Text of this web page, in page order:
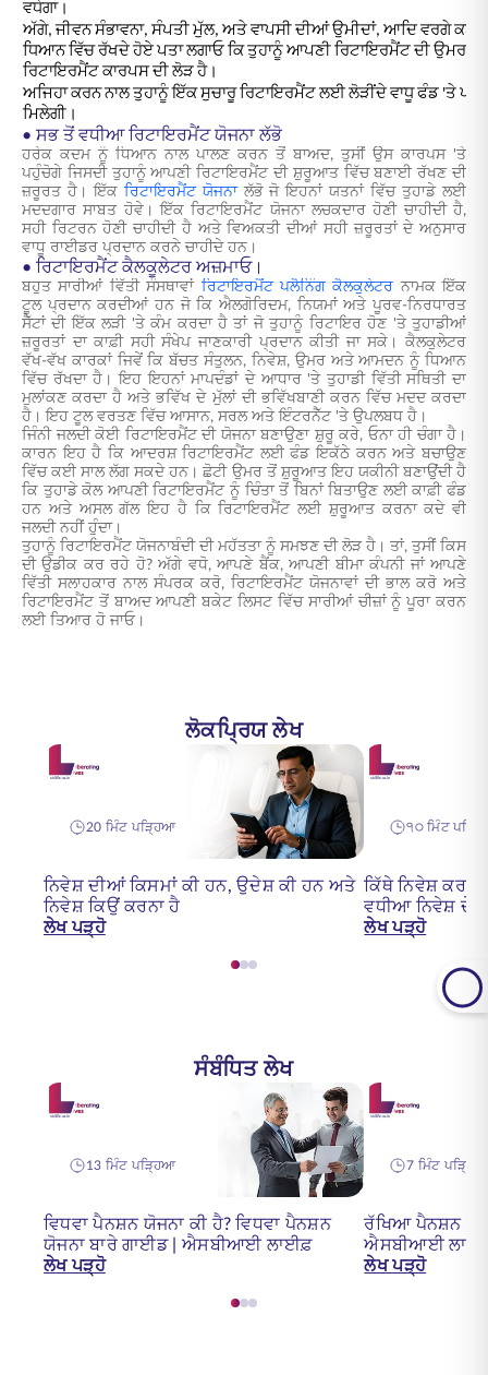
ਵਧੇਗਾ।
ਅੱਗੇ, ਜੀਵਨ ਸੰਭਾਵਨਾ, ਸੰਪਤੀ ਮੁੱਲ, ਅਤੇ ਵਾਪਸੀ ਦੀਆਂ ਉਮੀਦਾਂ, ਆਦਿ ਵਰਗੇ ਕਈ
ਧਿਆਨ ਵਿੱਚ ਰੱਖਦੇ ਹੋਏ ਪਤਾ ਲਗਾਓ ਕਿ ਤੁਹਾਨੂੰ ਆਪਣੀ ਰਿਟਾਇਰਮੈਂਟ ਦੀ ਉਮਰ
ਰਿਟਾਇਰਮੈਂਟ ਕਾਰਪਸ ਦੀ ਲੋੜ ਹੈ।
ਅਜਿਹਾ ਕਰਨ ਨਾਲ ਤੁਹਾਨੂੰ ਇੱਕ ਸੁਚਾਰੂ ਰਿਟਾਇਰਮੈਂਟ ਲਈ ਲੋੜੀਂਦੇ ਵਾਧੂ ਫੰਡ 'ਤੇ
ਮਿਲੇਗੀ।
• ਸਭ ਤੋਂ ਵਧੀਆ ਰਿਟਾਇਰਮੈਂਟ ਯੋਜਨਾ ਲੱਭੋ
ਹਰੇਕ ਕਦਮ ਨੂੰ ਧਿਆਨ ਨਾਲ ਪਾਲਣ ਕਰਨ ਤੋਂ ਬਾਅਦ, ਤੁਸੀਂ ਉਸ ਕਾਰਪਸ 'ਤੇ
ਪਹੁੰਚੋਗੇ ਜਿਸਦੀ ਤੁਹਾਨੂੰ ਆਪਣੀ ਰਿਟਾਇਰਮੈਂਟ ਦੀ ਸ਼ੁਰੂਆਤ ਵਿੱਚ ਬਣਾਈ ਰੱਖਣ ਦੀ
ਜ਼ਰੂਰਤ ਹੈ। ਇੱਕ ਰਿਟਾਇਰਮੈਂਟ ਯੋਜਨਾਲੱਭੋ ਜੋ ਇਹਨਾਂ ਯਤਨਾਂ ਵਿੱਚ ਤੁਹਾਡੇ ਲਈ
ਮਦਦਗਾਰ ਸਾਬਤ ਹੋਵੇ। ਇੱਕ ਰਿਟਾਇਰਮੈਂਟ ਯੋਜਨਾ ਲਚਕਦਾਰ ਹੋਣੀ ਚਾਹੀਦੀ ਹੈ,
ਸਹੀ ਰਿਟਰਨ ਹੋਣੀ ਚਾਹੀਦੀ ਹੈ ਅਤੇ ਵਿਅਕਤੀ ਦੀਆਂ ਸਹੀ ਜ਼ਰੂਰਤਾਂ ਦੇ ਅਨੁਸਾਰ
ਵਾਧੂ ਰਾਈਡਰ ਪ੍ਰਦਾਨ ਕਰਨੇ ਚਾਹੀਦੇ ਹਨ।
• ਰਿਟਾਇਰਮੈਂਟ ਕੈਲਕੂਲੇਟਰ ਅਜ਼ਮਾਓ।
ਬਹੁਤ ਸਾਰੀਆਂ ਵਿੱਤੀ ਸੰਸਥਾਵਾਂ ਰਿਟਾਇਰਮੈਂਟ ਪਲੈਨਿੰਗ ਕੈਲਕੁਲੇਟਰ ਨਾਮਕ ਇੱਕ
ਟੂਲ ਪ੍ਰਦਾਨ ਕਰਦੀਆਂ ਹਨ ਜੋ ਕਿ ਐਲਗੋਰਿਦਮ, ਨਿਯਮਾਂ ਅਤੇ ਪੂਰਵ-ਨਿਰਧਾਰਤ
ਸੈੱਟਾਂ ਦੀ ਇੱਕ ਲੜੀ 'ਤੇ ਕੰਮ ਕਰਦਾ ਹੈ ਤਾਂ ਜੋ ਤੁਹਾਨੂੰ ਰਿਟਾਇਰ ਹੋਣ 'ਤੇ ਤੁਹਾਡੀਆਂ
ਜ਼ਰੂਰਤਾਂ ਦਾ ਕਾਫ਼ੀ ਸਹੀ ਸੰਖੇਪ ਜਾਣਕਾਰੀ ਪ੍ਰਦਾਨ ਕੀਤੀ ਜਾ ਸਕੇ। ਕੈਲਕੁਲੇਟਰ
ਵੱਖ-ਵੱਖ ਕਾਰਕਾਂ ਜਿਵੇਂ ਕਿ ਬੱਚਤ ਸੰਤੁਲਨ, ਨਿਵੇਸ਼, ਉਮਰ ਅਤੇ ਆਮਦਨ ਨੂੰ ਧਿਆਨ
ਵਿੱਚ ਰੱਖਦਾ ਹੈ। ਇਹ ਇਹਨਾਂ ਮਾਪਦੰਡਾਂ ਦੇ ਆਧਾਰ 'ਤੇ ਤੁਹਾਡੀ ਵਿੱਤੀ ਸਥਿਤੀ ਦਾ
ਮੁਲਾਂਕਣ ਕਰਦਾ ਹੈ ਅਤੇ ਭਵਿੱਖ ਦੇ ਮੁੱਲਾਂ ਦੀ ਭਵਿੱਖਬਾਣੀ ਕਰਨ ਵਿੱਚ ਮਦਦ ਕਰਦਾ
ਹੈ। ਇਹ ਟੂਲ ਵਰਤਣ ਵਿੱਚ ਆਸਾਨ, ਸਰਲ ਅਤੇ ਇੰਟਰਨੈੱਟ 'ਤੇ ਉਪਲਬਧ ਹੈ।
ਜਿੰਨੀ ਜਲਦੀ ਕੋਈ ਰਿਟਾਇਰਮੈਂਟ ਦੀ ਯੋਜਨਾ ਬਣਾਉਣਾ ਸ਼ੁਰੂ ਕਰੇ, ਓਨਾ ਹੀ ਚੰਗਾ ਹੈ।
ਕਾਰਨ ਇਹ ਹੈ ਕਿ ਆਦਰਸ਼ ਰਿਟਾਇਰਮੈਂਟ ਲਈ ਫੰਡ ਇਕੱਠੇ ਕਰਨ ਅਤੇ ਬਚਾਉਣ
ਵਿੱਚ ਕਈ ਸਾਲ ਲੱਗ ਸਕਦੇ ਹਨ। ਛੋਟੀ ਉਮਰ ਤੋਂ ਸ਼ੁਰੂਆਤ ਇਹ ਯਕੀਨੀ ਬਣਾਉਂਦੀ ਹੈ
ਕਿ ਤੁਹਾਡੇ ਕੋਲ ਆਪਣੀ ਰਿਟਾਇਰਮੈਂਟ ਨੂੰ ਚਿੰਤਾ ਤੋਂ ਬਿਨਾਂ ਬਿਤਾਉਣ ਲਈ ਕਾਫ਼ੀ ਫੰਡ
ਹਨ ਅਤੇ ਅਸਲ ਗੱਲ ਇਹ ਹੈ ਕਿ ਰਿਟਾਇਰਮੈਂਟ ਲਈ ਸ਼ੁਰੂਆਤ ਕਰਨਾ ਕਦੇ ਵੀ
ਜਲਦੀ ਨਹੀਂ ਹੁੰਦਾ।
ਤੁਹਾਨੂੰ ਰਿਟਾਇਰਮੈਂਟ ਯੋਜਨਾਬੰਦੀ ਦੀ ਮਹੱਤਤਾ ਨੂੰ ਸਮਝਣ ਦੀ ਲੋੜ ਹੈ। ਤਾਂ, ਤੁਸੀਂ ਕਿਸ
ਦੀ ਉਡੀਕ ਕਰ ਰਹੇ ਹੋ? ਅੱਗੇ ਵਧੋ, ਆਪਣੇ ਬੈਂਕ, ਆਪਣੀ ਬੀਮਾ ਕੰਪਨੀ ਜਾਂ ਆਪਣੇ
ਵਿੱਤੀ ਸਲਾਹਕਾਰ ਨਾਲ ਸੰਪਰਕ ਕਰੋ, ਰਿਟਾਇਰਮੈਂਟ ਯੋਜਨਾਵਾਂ ਦੀ ਭਾਲ ਕਰੋ ਅਤੇ
ਰਿਟਾਇਰਮੈਂਟ ਤੋਂ ਬਾਅਦ ਆਪਣੀ ਬਕੇਟ ਲਿਸਟ ਵਿੱਚ ਸਾਰੀਆਂ ਚੀਜ਼ਾਂ ਨੂੰ ਪੂਰਾ ਕਰਨ
ਲਈ ਤਿਆਰ ਹੋ ਜਾਓ।
ਲੋਕਪ੍ਰਿਯ ਲੇਖ
20 ਮਿੰਟ ਪੜ੍ਹਿਆ
ਨਿਵੇਸ਼ ਦੀਆਂ ਕਿਸਮਾਂ ਕੀ ਹਨ, ਉਦੇਸ਼ ਕੀ ਹਨ ਅਤੇ
ਨਿਵੇਸ਼ ਕਿਉਂ ਕਰਨਾ ਹੈ
ਲੇਖ ਪੜ੍ਹੋ
੧੦ ਮਿੰਟ
ਕਿੱਥੇ ਨਿਵੇਸ਼
ਵਧੀਆ ਨਿਵੇਸ਼ ਦੇ
ਲੇਖ ਪੜ੍ਹੋ
ਸੰਬੰਧਿਤ ਲੇਖ
13 ਮਿੰਟ ਪੜ੍ਹਿਆ
ਵਿਧਵਾ ਪੈਨਸ਼ਨ ਯੋਜਨਾ ਕੀ ਹੈ? ਵਿਧਵਾ ਪੈਨਸ਼ਨ
ਯੋਜਨਾ ਬਾਰੇ ਗਾਈਡ | ਐਸਬੀਆਈ ਲਾਈਫ਼
ਲੇਖ ਪੜ੍ਹੋ
7 ਮਿੰਟ ਪੜ੍ਹਿਆ
ਰੱਖਿਆ ਪੈਨਸ਼ਨ
ਐਸਬੀਆਈ
ਲੇਖ ਪੜ੍ਹੋ